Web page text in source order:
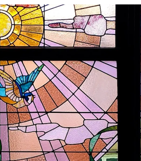
was een succesvolle bankier die zich
In 1922 trouwde hij met de Antwerpse
twee hadden elkaar leren kennen op
Samen begonnen ze aan een
steunen en tentoonstellen.
goede vriend, ook mecenas van